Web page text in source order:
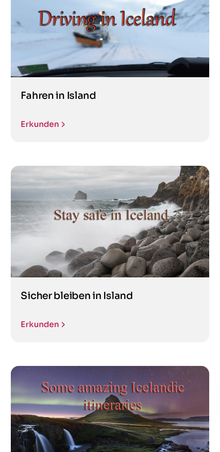
Fahren in Island
Erkunden
Sicher bleiben in Island
Erkunden